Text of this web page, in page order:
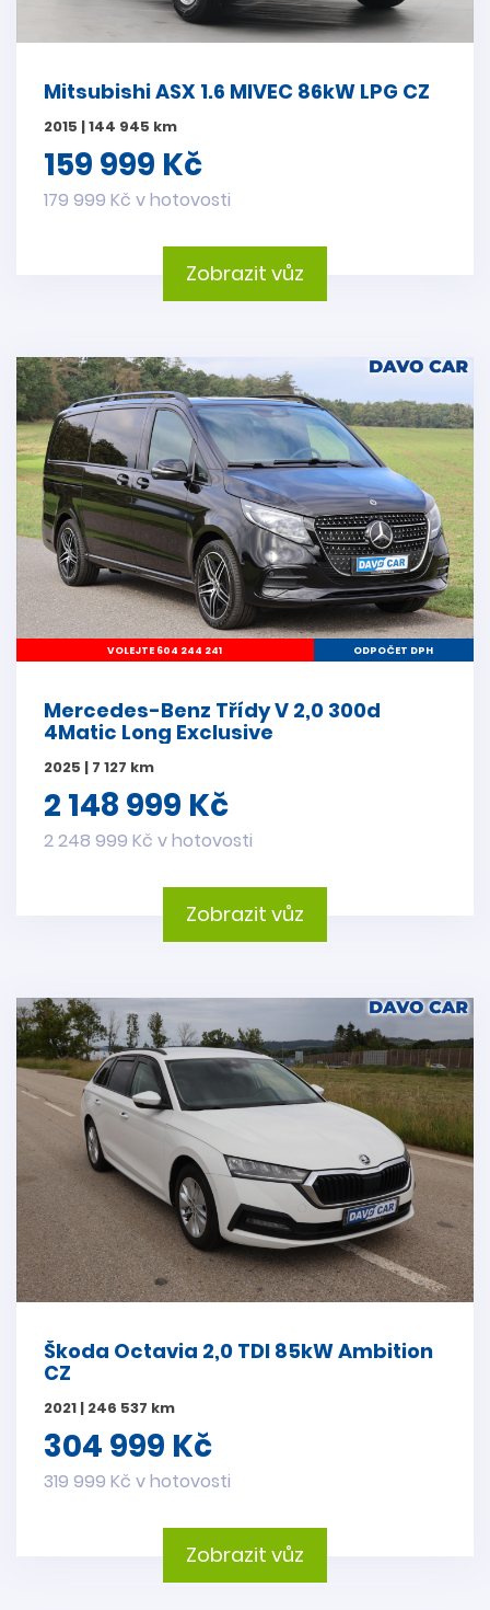
Mitsubishi ASX 1.6 MIVEC 86kW LPG CZ
2015 | 144 945 km
159 999 Kč
179 999 Kč v hotovosti
Zobrazit vůz
VOLEJTE 604 244 241 ODPOČET DPH
Mercedes-Benz Třídy V 2,0 300d
4Matic Long Exclusive
2025 | 7 127 km
2 148 999 Kč
2 248 999 Kč v hotovosti
Zobrazit vůz
Škoda Octavia 2,0 TDI 85kW Ambition
CZ
2021 | 246 537 km
304 999 Kč
319 999 Kč v hotovosti
Zobrazit vůz